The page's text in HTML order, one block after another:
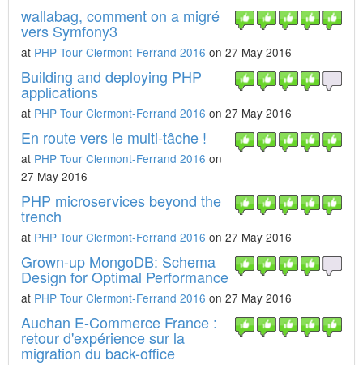
wallabag, comment on a migré
vers Symfony3
at PHP Tour Clermont-Ferrand 2016 on 27 May 2016
Building and deploying PHP
applications
at PHP Tour Clermont-Ferrand 2016 on 27 May 2016
En route vers le multi-tâche !
at PHP Tour Clermont-Ferrand 2016 on
27 May 2016
PHP microservices beyond the
trench
at PHP Tour Clermont-Ferrand 2016 on 27 May 2016
Grown-up MongoDB: Schema
Design for Optimal Performance
at PHP Tour Clermont-Ferrand 2016 on 27 May 2016
Auchan E-Commerce France :
retour d'expérience sur la
migration du back-office